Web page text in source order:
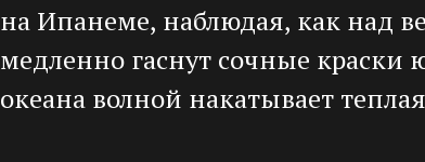
на Ипанеме, наблюдая, как над
медленно гаснут сочные краски
океана волной накатывает